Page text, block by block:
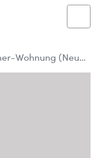
5-Zimmer-Wohnung (Neubau 2025) in Treptow-Köpenick